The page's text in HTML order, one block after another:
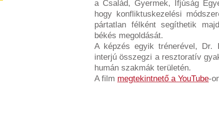
a Család, Gyermek, Ifjúság
hogy konfliktuskezelési
pártatlan félként segíthetik
békés megoldását.
A képzés egyik trénerével, Dr.
interjú összegzi a resztoratív
humán szakmák területén.
A film megtekintnető a YouTube-